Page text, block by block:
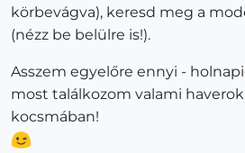
körbevágva), keresd meg a
(nézz be belülre is!).
Asszem egyelőre ennyi -
most találkozom valami
kocsmában!